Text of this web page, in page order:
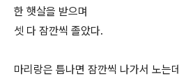
한 햇살을 받으며
셋 다 잠깐씩 졸았다.
마리랑은 틈나면 잠깐씩 나가서 노는